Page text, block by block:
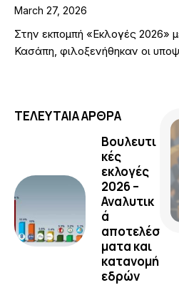
March 27, 2026
Στην εκπομπή «Εκλογές 2026»
Κασάπη, φιλοξενήθηκαν οι
ΤΕΛΕΥΤΑΙΑ ΑΡΘΡΑ
Βουλευτι
κές
εκλογές
2026 –
Αναλυτικ
ά
αποτελέσ
ματα και
κατανομή
εδρών